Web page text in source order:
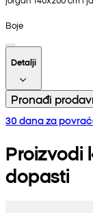
Boje
Detalji
Pronađi
30 dana za
Proizvodi
dopasti